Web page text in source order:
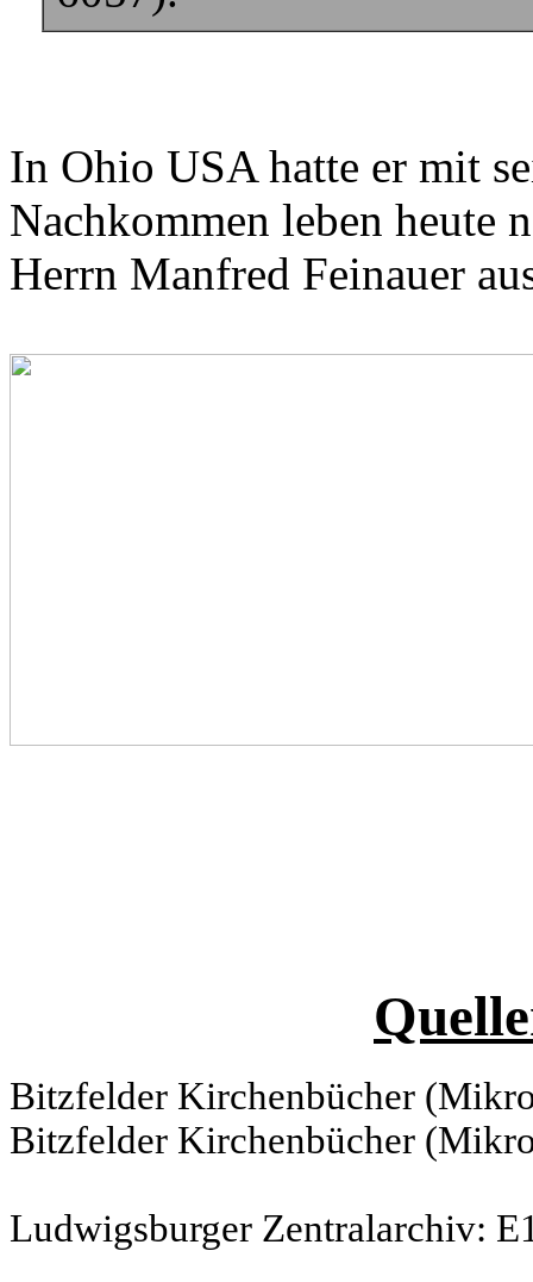
In Ohio USA hatte er mit
Nachkommen leben heute
Herrn Manfred Feinauer
Bitzfelder Kirchenbücher
Bitzfelder Kirchenbücher
Ludwigsburger Zentralarchiv: